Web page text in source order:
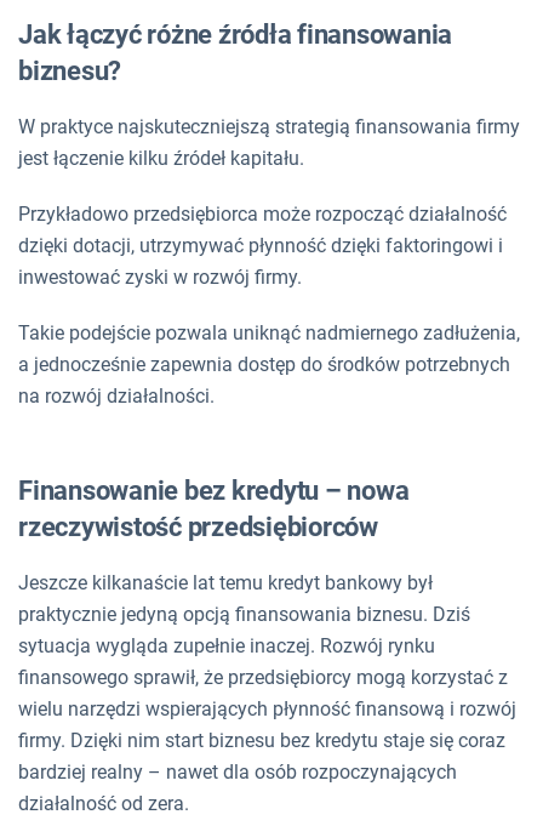
Jak łączyć różne źródła finansowania
biznesu?
W praktyce najskuteczniejszą strategią finansowania firmy
jest łączenie kilku źródeł kapitału.
Przykładowo przedsiębiorca może rozpocząć działalność
dzięki dotacji, utrzymywać płynność dzięki faktoringowi i
inwestować zyski w rozwój firmy.
Takie podejście pozwala uniknąć nadmiernego zadłużenia,
a jednocześnie zapewnia dostęp do środków potrzebnych
na rozwój działalności.
Finansowanie bez kredytu – nowa
rzeczywistość przedsiębiorców
Jeszcze kilkanaście lat temu kredyt bankowy był
praktycznie jedyną opcją finansowania biznesu. Dziś
sytuacja wygląda zupełnie inaczej. Rozwój rynku
finansowego sprawił, że przedsiębiorcy mogą korzystać z
wielu narzędzi wspierających płynność finansową i rozwój
firmy. Dzięki nim start biznesu bez kredytu staje się coraz
bardziej realny – nawet dla osób rozpoczynających
działalność od zera.